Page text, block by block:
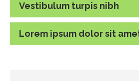
Vestibulum turpis nibh
Lorem ipsum dolor sit